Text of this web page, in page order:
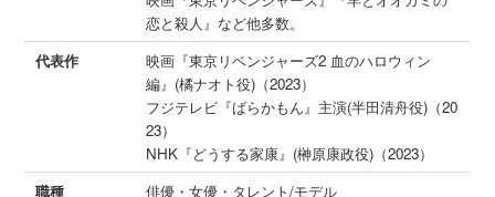
恋と殺人』など他多数。
代表作
映画『東京リベンジャーズ2 血のハロウィン
編』(橘ナオト役)（2023）
フジテレビ『ばらかもん』主演(半田清舟役)（20
23）
NHK『どうする家康』(榊原康政役)（2023）
職種
俳優・女優・タレント/モデル